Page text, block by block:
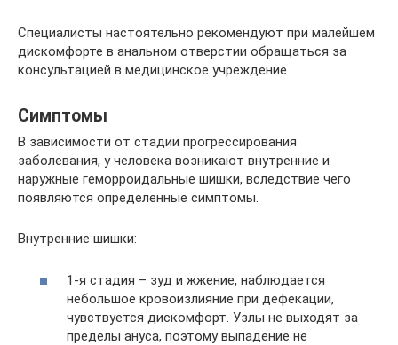
Специалисты настоятельно рекомендуют при малейшем
дискомфорте в анальном отверстии обращаться за
консультацией в медицинское учреждение.
Симптомы
В зависимости от стадии прогрессирования
заболевания, у человека возникают внутренние и
наружные геморроидальные шишки, вследствие чего
появляются определенные симптомы.
Внутренние шишки:
1-я стадия – зуд и жжение, наблюдается
небольшое кровоизлияние при дефекации,
чувствуется дискомфорт. Узлы не выходят за
пределы ануса, поэтому выпадение не